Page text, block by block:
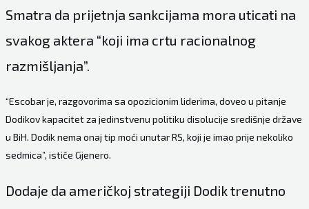
Smatra da prijetnja sankcijama mora uticati na
svakog aktera “koji ima crtu racionalnog
razmišljanja”.
“Escobar je, razgovorima sa opozicionim liderima, doveo u pitanje
Dodikov kapacitet za jedinstvenu politiku disolucije središnje države
u BiH. Dodik nema onaj tip moći unutar RS, koji je imao prije nekoliko
sedmica”, ističe Gjenero.
Dodaje da američkoj strategiji Dodik trenutno